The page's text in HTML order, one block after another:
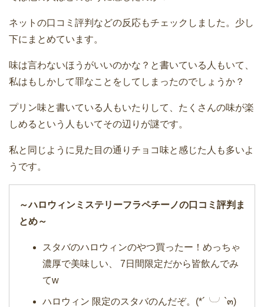
ネットの口コミ評判などの反応もチェックしました。少し
下にまとめています。
味は言わないほうがいいのかな？と書いている人もいて、
私はもしかして罪なことをしてしまったのでしょうか？
プリン味と書いている人もいたりして、たくさんの味が楽
しめるという人もいてその辺りが謎です。
私と同じように見た目の通りチョコ味と感じた人も多いよ
うです。
～ハロウィンミステリーフラペチーノの口コミ評判ま
とめ～
スタバのハロウィンのやつ買ったー！めっちゃ
濃厚で美味しい、 7日間限定だから皆飲んでみ
てw
ハロウィン 限定のスタバのんだぞ。(*´╰╯`๓)